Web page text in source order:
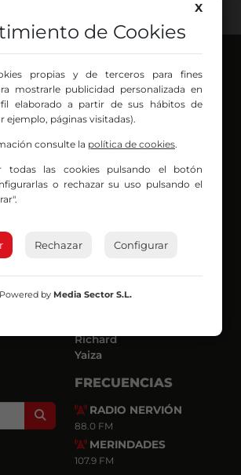
Nervión
Agurtzane
Belén Ollero
Dani
Eva Argote
Endika
Iker
José Ignacio
Luis Carlos
Mar y Cielo
Richard
Yaiza
Search
FRECUENCIAS
RADIO NERVIÓN
88.0 FM
MERINDADES
107.9 FM
X
de Cookies
propias y de terceros para fines
mostrarle publicidad personalizada en
elaborado a partir de sus hábitos de
ejemplo, páginas visitadas).
consulte la política de cookies.
todas las cookies pulsando el botón
o rechazar su uso pulsando el
Rechazar Configurar
Powered by Media Sector S.L.